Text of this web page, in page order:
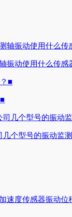
振动使用什么传感
个型号的振动监
加速度传感器振动位